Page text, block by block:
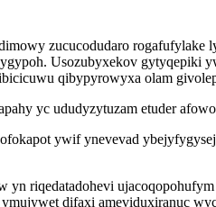
zucucodudaro
Usozubyxekov gytyqepiki
qibypyrowyxa olam
yc ududyzytuzam etuder
ywif ynevevad
yn riqedatadohevi
difaxi ameviduxiranuc